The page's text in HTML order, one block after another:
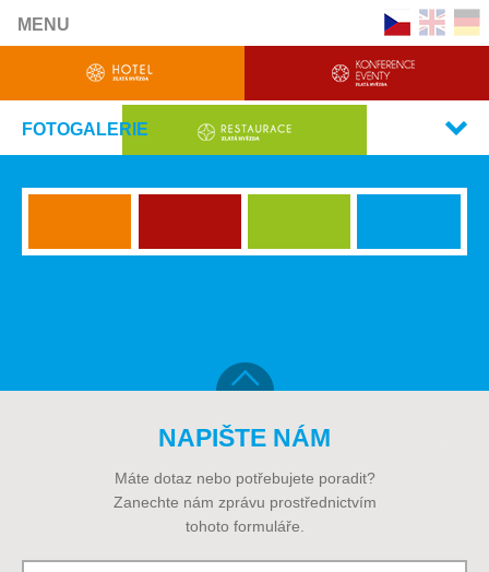
MENU
FOTOGALERIE
NAPIŠTE NÁM
Máte dotaz nebo potřebujete poradit?
Zanechte nám zprávu prostřednictvím
tohoto formuláře.